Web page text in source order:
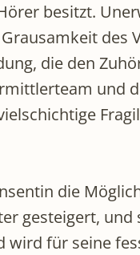
besitzt.
des
die den
und
die
gesteigert, und
wird für seine